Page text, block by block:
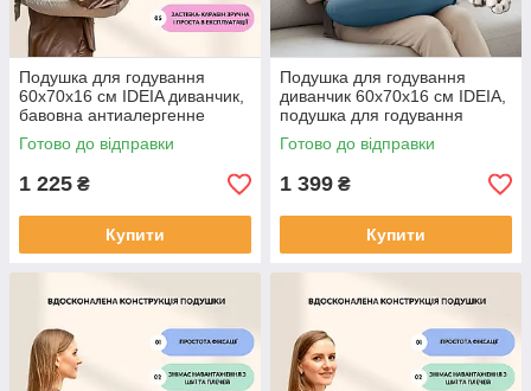
Подушка для годування
60х70х16 см IDEIA диванчик,
бавовна антиалергенне
волокно
Готово до відправки
1 225 ₴
Купити
Подушка для годування
диванчик 60х70х16 см IDEIA,
подушка для годування
трикотаж антиалергенна
Готово до відправки
1 399 ₴
Купити